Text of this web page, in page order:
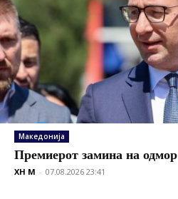
Македонија
Премиерот замина на одмор
XH M - 07.08.2026 23:41